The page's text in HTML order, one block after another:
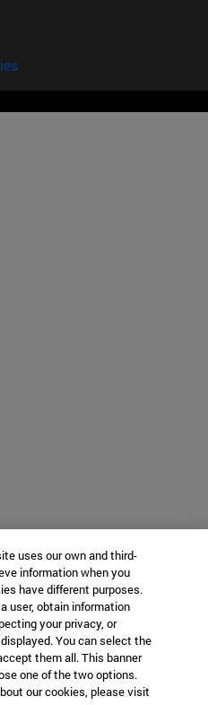
uses our own and third-
information when you
have different purposes.
user, obtain information
your privacy, or
You can select the
them all. This banner
one of the two options.
our cookies, please visit